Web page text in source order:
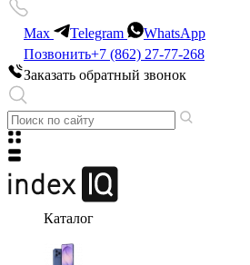
Max Telegram
WhatsApp
Позвонить+7 (862) 27-77-268
Заказать обратный звонок
Каталог